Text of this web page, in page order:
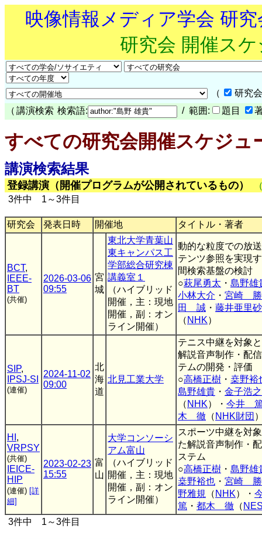
映像情報メディア学会 研
研究会 開催ス
（
研究
（ 講演検索 検索語: / 範囲: 題目
すべての研究会開催スケジュ
講演検索結果
登録講演（開催プログラムが公開されているもの）
3件中 1～3件目
研究会 発表日時 開催地 タイトル・著者
BCT,
IEEE-
BT
(共催)
2026-03-06
09:55
宮
城
東北大学青葉山
東キャンパス工
学部総合研究棟
講義室１
（ハイブリッド
開催，主：現地
開催，副：オン
ライン開催）
動的な粒度での放
テンツ参照を実現
間検索基盤の検討
○萩尾勇太 ・ 島野雄
小林大介 ・ 宮崎 勝
田 誠 ・ 藤井亜里砂
（ NHK）
SIP,
IPSJ-SI
(連催)
2024-11-02
09:00
北
海
道
北見工業大学
テニス中継を対象
解説音声制作・配
テムの開発・評価
○高橋正樹 ・ 桒野裕
島野雄貴 ・ 金子浩之
（ NHK）・ 今井
木 徹 （ NHK財団
HI ,
VRPSY
(共催)
IEICE-
HIP
(連催) [詳
細]
2023-02-23
15:55
富
山
大学コンソーシ
アム富山
（ハイブリッド
開催，主：現地
開催，副：オン
ライン開催）
スポーツ中継を対
た解説音声制作・
ステム
○高橋正樹 ・ 島野雄
桒野裕也 ・ 宮崎 勝
野雅規
（ NHK）・
篤 ・ 都木 徹 （
3件中 1～3件目